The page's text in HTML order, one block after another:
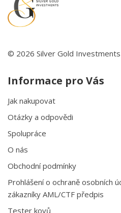
© 2026 Silver Gold Investments
Informace pro Vás
Jak nakupovat
Otázky a odpovědi
Spolupráce
O nás
Obchodní podmínky
Prohlášení o ochraně osobních
zákazníky AML/CTF předpis
Tester kovů